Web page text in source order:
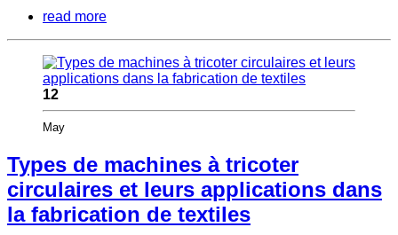
read more
12
May
Types de machines à tricoter
circulaires et leurs applications dans
la fabrication de textiles